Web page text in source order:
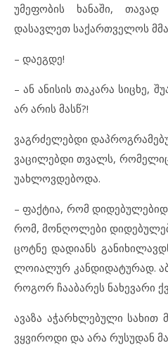
უმეფობის ხანაში,
დასავლეთ საქართველოს
– დაეგდე!
– ან ანისის თაკარა სიცხე,
არ არის მასწ?!
ვაგრძელებდი
ვაცილებდი თვალს, რომელიც
უახლოვდებოდა.
– ფაქტია, რომ
რომ, მონღოლები
ცოტნე დადიანს
ლოიალურ კანდიდატურად.
როგორ ჩააბარეს ნახევარი
ავაზა აჭარხლებული სახით
ვყვიროდი და არა რუსუდან